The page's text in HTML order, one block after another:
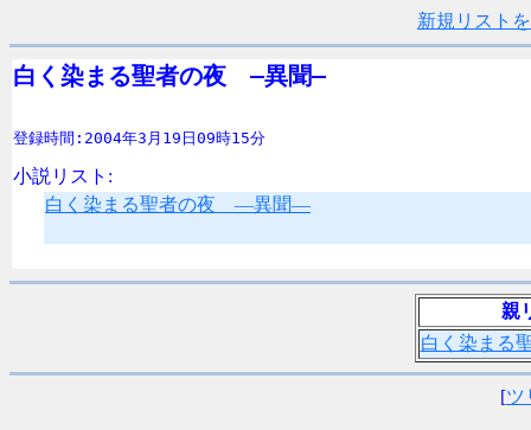
新規リスト
白く染まる聖者の夜　―異聞―
登録時間:2004年3月19日09時15分
小説リスト:
白く染まる聖者の夜 ―異聞―
親
白く染まる
[ツ